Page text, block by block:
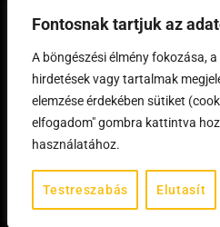
Fontosnak tartjuk az
A böngészési élmény fokozása,
hirdetések vagy tartalmak
elemzése érdekében sütiket
elfogadom" gombra kattintva
használatához.
Testreszabás Elutasít